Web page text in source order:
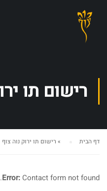
רישום תו
דף הבית » רישום תו ירוק נוה צוף
Error: Contact form not found.